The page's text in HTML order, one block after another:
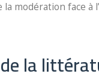
modération face à
la